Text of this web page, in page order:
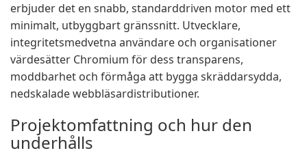
erbjuder det en snabb, standarddriven motor med ett
minimalt, utbyggbart gränssnitt. Utvecklare,
integritetsmedvetna användare och organisationer
värdesätter Chromium för dess transparens,
moddbarhet och förmåga att bygga skräddarsydda,
nedskalade webbläsardistributioner.
Projektomfattning och hur den
underhålls